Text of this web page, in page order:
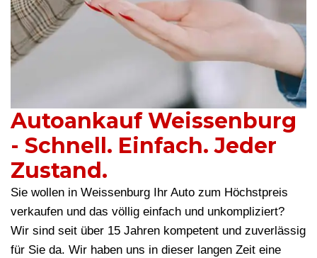
Autoankauf Weissenburg
- Schnell. Einfach. Jeder
Zustand.
Sie wollen in Weissenburg Ihr Auto zum Höchstpreis
verkaufen und das völlig einfach und unkompliziert?
Wir sind seit über 15 Jahren kompetent und zuverlässig
für Sie da. Wir haben uns in dieser langen Zeit eine